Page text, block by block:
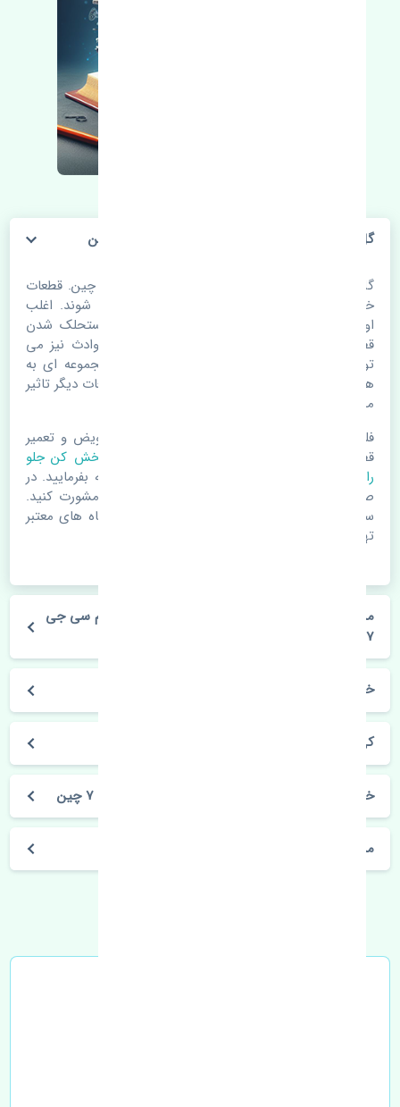
گل پخش کن جلو راست جک کی ام سی جی 7 چین
گل پخش کن جلو راست جک کی ام سی جی 7 چین. قطعات
خودرو با گذر زمان و طی مسافت مستحلک می شوند. اغلب
اوقات علت اصلی خرابی لوازم یدکی اتومبیل مستحلک شدن
قطعات می باشد. ولی دلایلی مثل تصادفات و حوادث نیز می
تواند عامل تعویض قطعات یدکی باشد. خودرو مجموعه ای به
هم پیوسته می باشد که هر قطعه روی قطعه یا قطعات دیگر تاثیر
مستقیم دارد.
فلذا در صورت خرابی در اسرع زمان نسبت به تعویض و تعمیر
قطعات یدکی اقدام فرمایید. در زمان
خرید گل پخش کن جلو
راست
به اصلی بودن و کیفیت قطعات بسیار توجه بفرمایید. در
صورت نیاز با مکانیک و کارشناسان در این زمینه مشورت کنید.
سعی خود را بفرمایید تا قطعات یدکی را از فروشگاه های معتبر
تهیه بفرمایید.
مشخصات فنی گل پخش کن جلو راست جک کی ام سی جی
7 چین
خودروسازی جک
کی ام سی جی 7
خرید گل پخش کن جلو راست جک کی ام سی جی 7 چین
مشخصات فنی اتومبیل